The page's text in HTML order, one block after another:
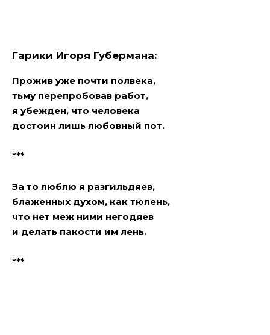
Гарики Игоря Губермана:
Прожив уже почти полвека,
тьму перепробовав работ,
я убежден, что человека
достоин лишь любoвный пот.
***
За то люблю я разгильдяев,
блаженных духом, как тюлень,
что нет меж ними негодяев
и делать пакости им лень.
***